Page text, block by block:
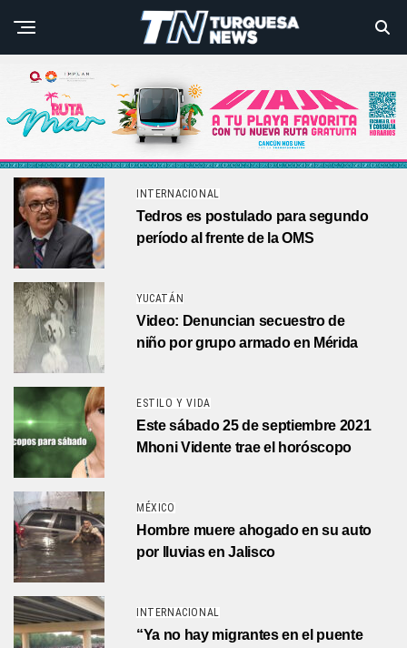
INTERNACIONAL
Tedros es postulado para segundo
período al frente de la OMS
YUCATÁN
Video: Denuncian secuestro de
niño por grupo armado en Mérida
ESTILO Y VIDA
Este sábado 25 de septiembre 2021
Mhoni Vidente trae el horóscopo
MÉXICO
Hombre muere ahogado en su auto
por lluvias en Jalisco
INTERNACIONAL
“Ya no hay migrantes en el puente